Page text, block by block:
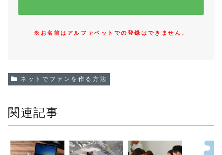
※お名前はアルファベットでの登録はできません。
ネットでファンを作る方法
関連記事